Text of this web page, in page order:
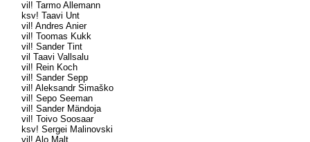
vil! Tarmo Allemann
ksv! Taavi Unt
vil! Andres Anier
vil! Toomas Kukk
vil! Sander Tint
vil Taavi Vallsalu
vil! Rein Koch
vil! Sander Sepp
vil! Aleksandr Simaško
vil! Sepo Seeman
vil! Sander Mändoja
vil! Toivo Soosaar
ksv! Sergei Malinovski
vil! Alo Malt